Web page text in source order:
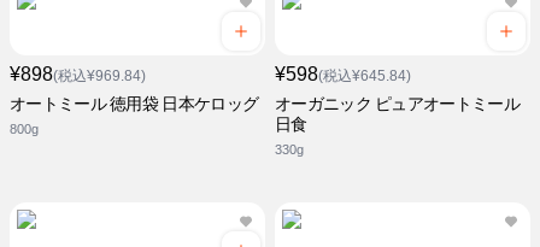
¥898(税込¥969.84)
オートミール 徳用袋 日本ケロッグ
800g
¥598(税込¥645.84)
オーガニック ピュアオートミール
日食
330g